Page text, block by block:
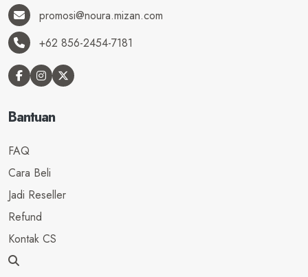
promosi@noura.mizan.com
+62 856-2454-7181
Bantuan
FAQ
Cara Beli
Jadi Reseller
Refund
Kontak CS